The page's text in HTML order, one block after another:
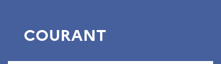
COURANT